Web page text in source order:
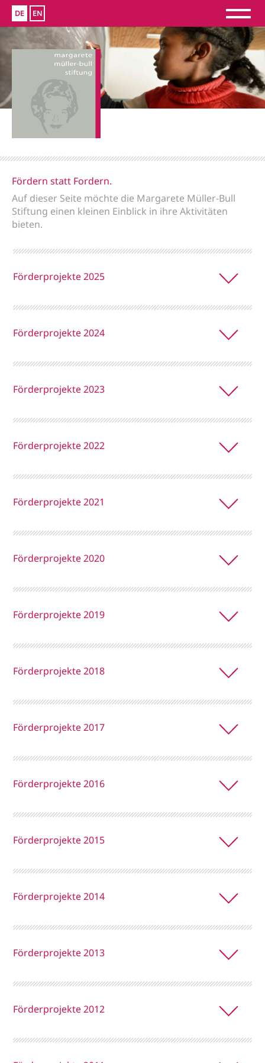
DE EN
Fördern statt Fordern.
Auf dieser Seite möchte die Margarete Müller-Bull
Stiftung einen kleinen Einblick in ihre Aktivitäten
bieten.
Förderprojekte 2025
Förderprojekte 2024
Förderprojekte 2023
Förderprojekte 2022
Förderprojekte 2021
Förderprojekte 2020
Förderprojekte 2019
Förderprojekte 2018
Förderprojekte 2017
Förderprojekte 2016
Förderprojekte 2015
Förderprojekte 2014
Förderprojekte 2013
Förderprojekte 2012